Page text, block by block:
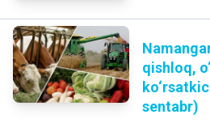
qishloq,
sentabr)